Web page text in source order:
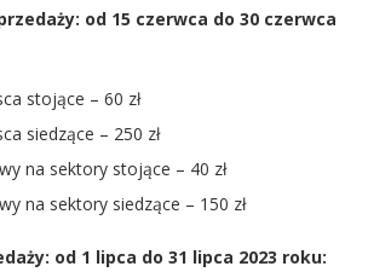
od 15 czerwca do 30 czerwca
stojące – 60 zł
siedzące – 250 zł
na sektory stojące – 40 zł
na sektory siedzące – 150 zł
od 1 lipca do 31 lipca 2023 roku: